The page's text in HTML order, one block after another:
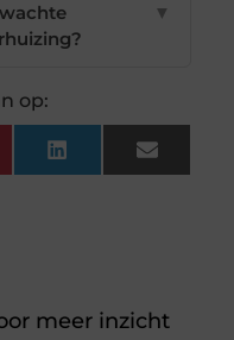
▼
op:
LinkedIn Email
meer inzicht